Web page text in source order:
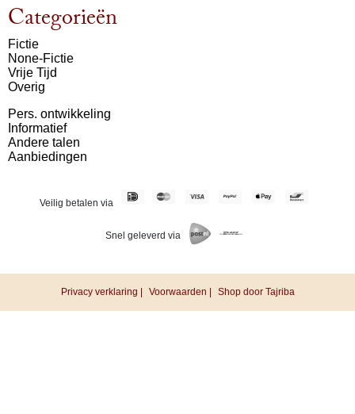
Categorieën
Fictie
None-Fictie
Vrije Tijd
Overig
Pers. ontwikkeling
Informatief
Andere talen
Aanbiedingen
Veilig betalen via
Snel geleverd via
Privacy verklaring | Voorwaarden | Shop door Tajriba